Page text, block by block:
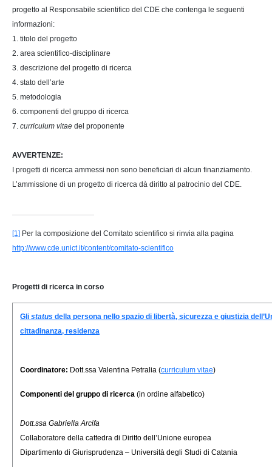
progetto al Responsabile scientifico del CDE che contenga le seguenti
informazioni:
1. titolo del progetto
2. area scientifico-disciplinare
3. descrizione del progetto di ricerca
4. stato dell’arte
5. metodologia
6. componenti del gruppo di ricerca
7. curriculum vitae del proponente
AVVERTENZE:
I progetti di ricerca ammessi non sono beneficiari di alcun finanziamento.
L’ammissione di un progetto di ricerca dà diritto al patrocinio del CDE.
[1] Per la composizione del Comitato scientifico si rinvia alla pagina
http://www.cde.unict.it/content/comitato-scientifico
Progetti di ricerca in corso
Gli status della persona nello spazio di libertà, sicurezza e giustizia
cittadinanza, residenza
Coordinatore: Dott.ssa Valentina Petralia (curriculum vitae)
Componenti del gruppo di ricerca (in ordine alfabetico)
Dott.ssa Gabriella Arcifa
Collaboratore della cattedra di Diritto dell’Unione europea
Dipartimento di Giurisprudenza – Università degli Studi di Catania